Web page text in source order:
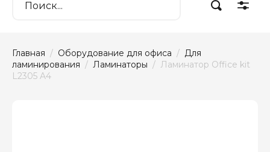
Главная / Оборудование для офиса / Для
ламинирования / Ламинаторы /  Ламинатор Office kit
L2305 A4